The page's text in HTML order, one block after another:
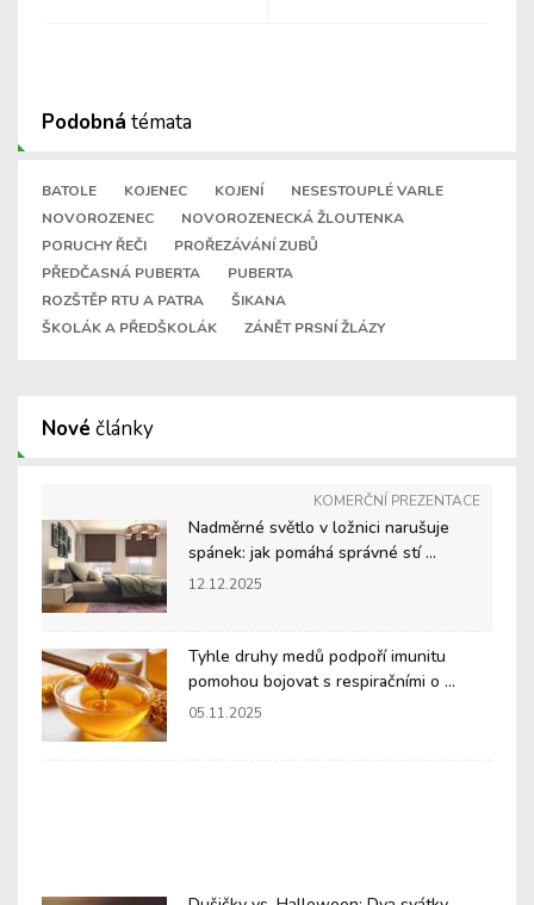
Podobná témata
BATOLE KOJENEC KOJENÍ
NESESTOUPLÉ VARLE
NOVOROZENEC
NOVOROZENECKÁ ŽLOUTENKA
PORUCHY ŘEČI
PROŘEZÁVÁNÍ ZUBŮ
PŘEDČASNÁ PUBERTA
PUBERTA
ROZŠTĚP RTU A PATRA
ŠIKANA
ŠKOLÁK A PŘEDŠKOLÁK
ZÁNĚT PRSNÍ ŽLÁZY
Nové články
KOMERČNÍ PREZENTACE
Nadměrné světlo v ložnici narušuje
spánek: jak pomáhá správné stí ...
12.12.2025
Tyhle druhy medů podpoří imunitu
pomohou bojovat s respiračními o ...
05.11.2025